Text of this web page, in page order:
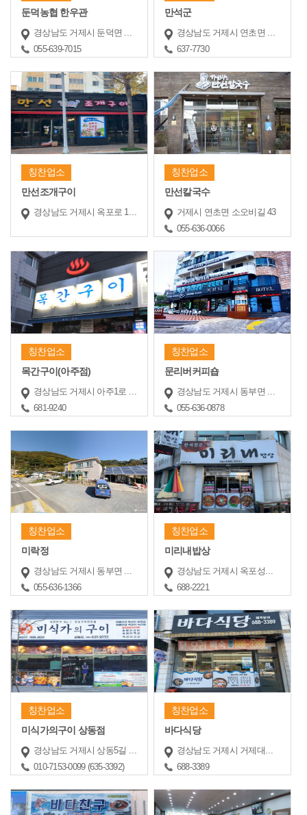
둔덕농협 한우관
경상남도 거제시 둔덕면 거제남서로 4580
055-639-7015
만석군
경상남도 거제시 연초면 죽동길 50
637-7730
칭찬업소
만선조개구이
경상남도 거제시 옥포로 163
칭찬업소
만선칼국수
거제시 연초면 소오비길 43
055-636-0066
칭찬업소
목간구이(아주점)
경상남도 거제시 아주1로 33
681-9240
칭찬업소
문리버커피숍
경상남도 거제시 동부면 거제중앙로 3
055-636-0878
칭찬업소
미락정
경상남도 거제시 동부면 동부로 279
055-636-1366
칭찬업소
미리내밥상
경상남도 거제시 옥포성안로2길 23-1
688-2221
칭찬업소
미식가의구이 상동점
경상남도 거제시 상동5길 11 (상동동)
010-7153-0099 (635-3392)
칭찬업소
바다식당
경상남도 거제시 거제대로 3433-1
688-3389